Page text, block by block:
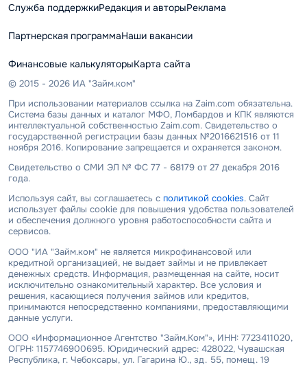
Служба поддержкиРедакция и авторыРеклама
Партнерская программаНаши вакансии
Финансовые калькуляторыКарта сайта
© 2015 - 2026 ИА "Займ.ком"
При использовании материалов ссылка на Zaim.com обязательна.
Система базы данных и каталог МФО, Ломбардов и КПК являются
интеллектуальной собственностью Zaim.com. Свидетельство о
государственной регистрации базы данных №2016621516 от 11
ноября 2016. Копирование запрещается и охраняется законом.
Свидетельство о СМИ ЭЛ № ФС 77 - 68179 от 27 декабря 2016
года.
Используя сайт, вы соглашаетесь с политикой cookies. Сайт
использует файлы cookie для повышения удобства пользователей
и обеспечения должного уровня работоспособности сайта и
сервисов.
ООО "ИА "Займ.ком" не является микрофинансовой или
кредитной организацией, не выдает займы и не привлекает
денежных средств. Информация, размещенная на сайте, носит
исключительно ознакомительный характер. Все условия и
решения, касающиеся получения займов или кредитов,
принимаются непосредственно компаниями, предоставляющими
данные услуги.
ООО «Информационное Агентство "Займ.Ком"», ИНН: 7723411020,
ОГРН: 1157746900695. Юридический адрес: 428022, Чувашская
Республика, г. Чебоксары, ул. Гагарина Ю., зд. 55, помещ. 19